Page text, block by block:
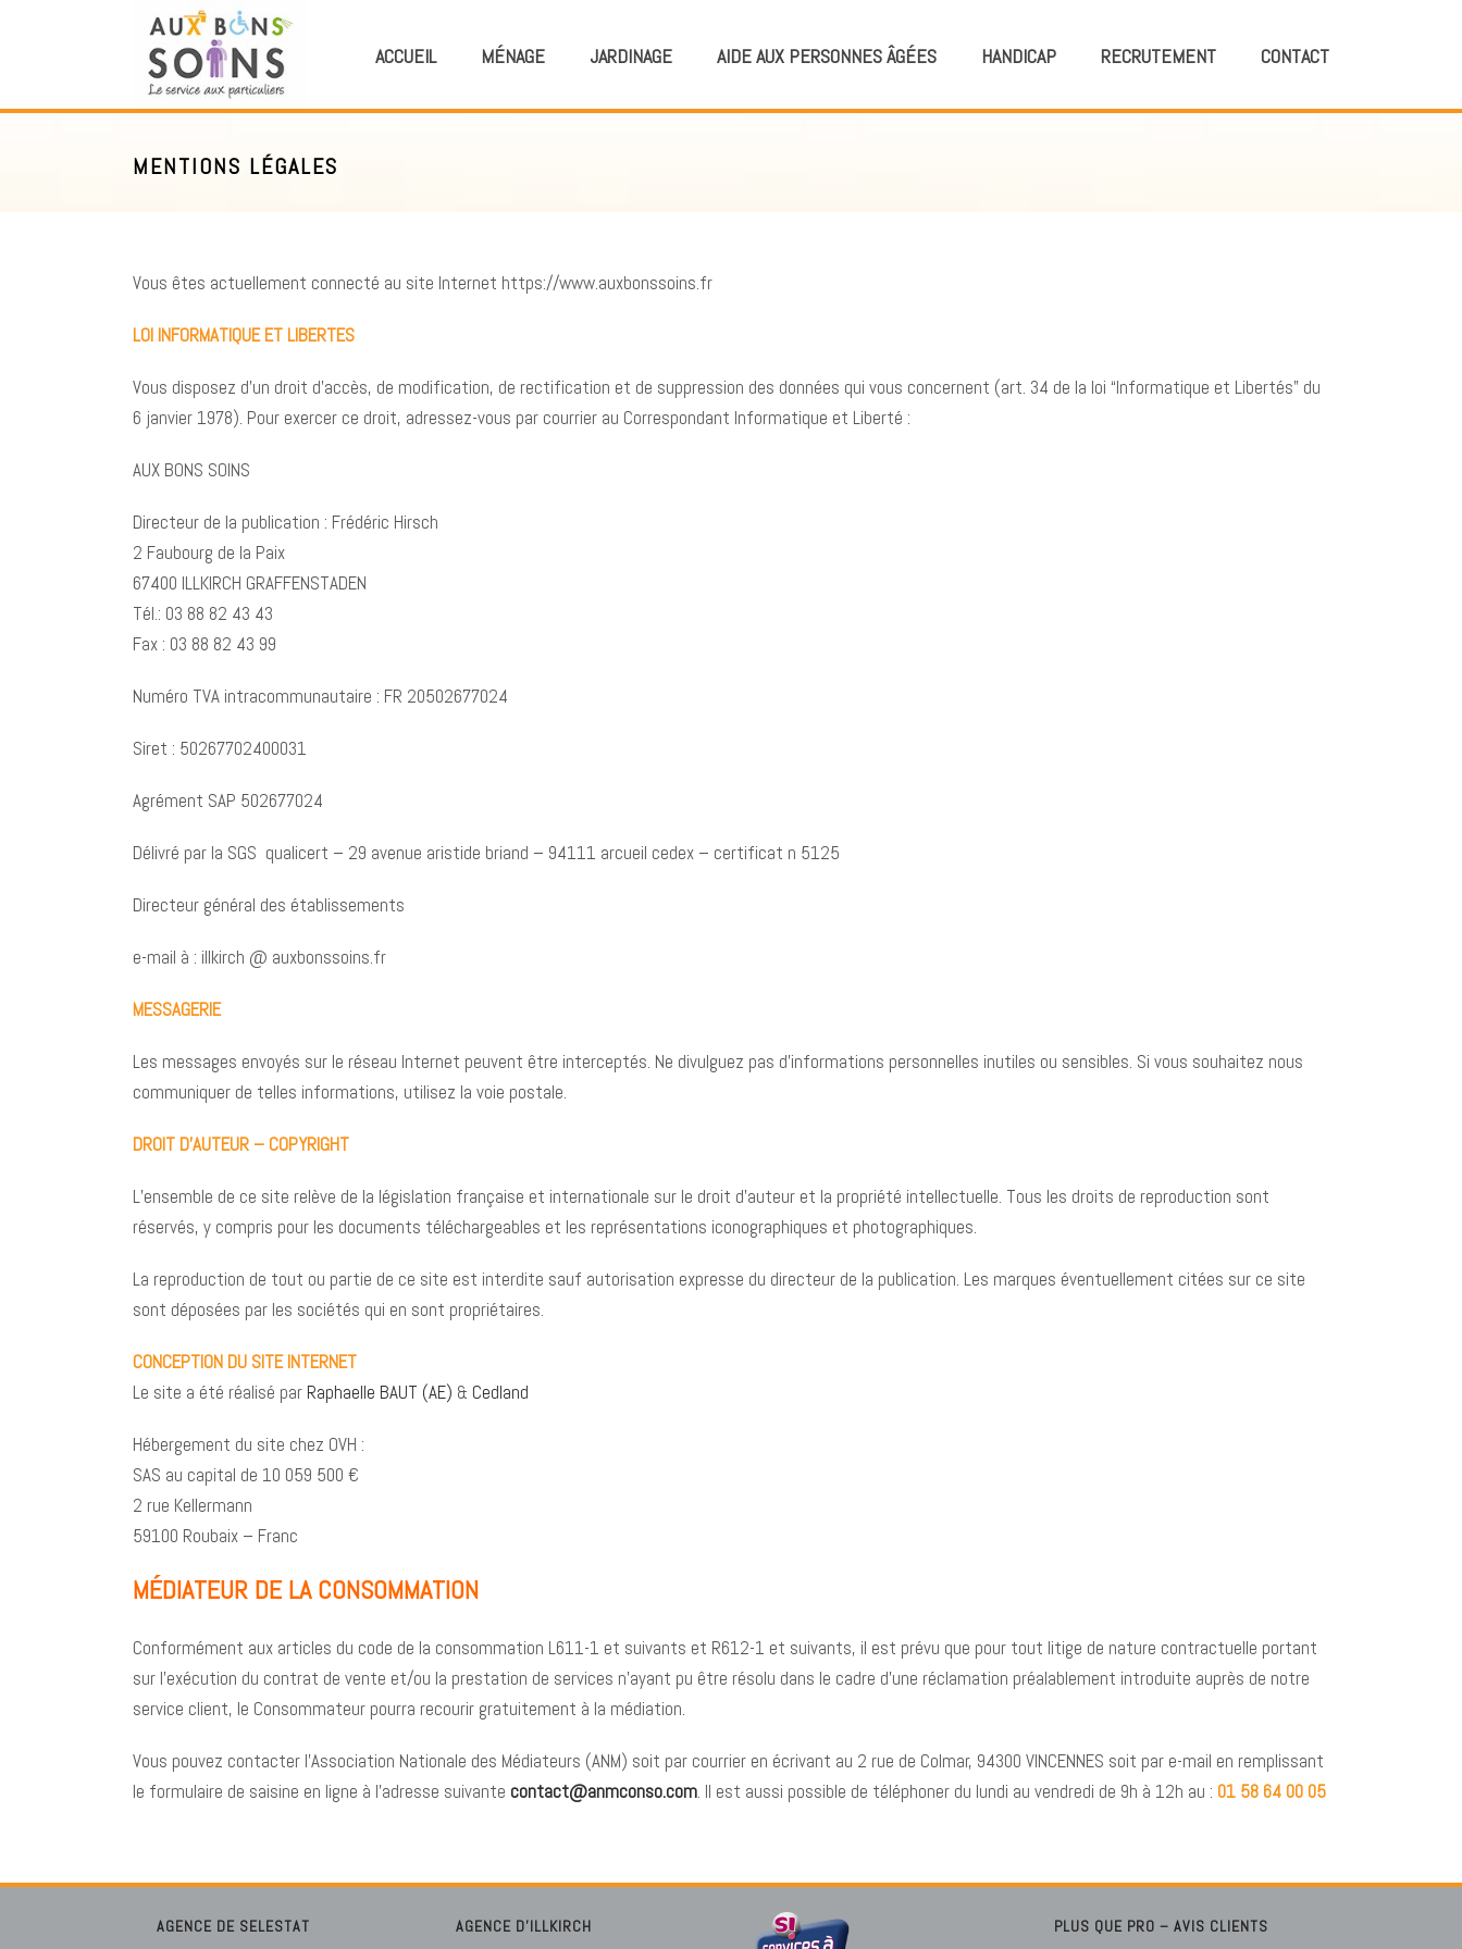
ACCUEIL MÉNAGE JARDINAGE AIDE AUX PERSONNES ÂGÉES HANDICAP RECRUTEMENT CONTACT
MENTIONS LÉGALES
Vous êtes actuellement connecté au site Internet https://www.auxbonssoins.fr
LOI INFORMATIQUE ET LIBERTES
Vous disposez d’un droit d’accès, de modification, de rectification et de suppression des données qui vous concernent (art. 34 de la loi “Informatique et Libertés” du
6 janvier 1978). Pour exercer ce droit, adressez-vous par courrier au Correspondant Informatique et Liberté :
AUX BONS SOINS
Directeur de la publication : Frédéric Hirsch
2 Faubourg de la Paix
67400 ILLKIRCH GRAFFENSTADEN
Tél.: 03 88 82 43 43
Fax : 03 88 82 43 99
Numéro TVA intracommunautaire : FR 20502677024
Siret : 50267702400031
Agrément SAP 502677024
Délivré par la SGS qualicert – 29 avenue aristide briand – 94111 arcueil cedex – certificat n 5125
Directeur général des établissements
e-mail à : illkirch @ auxbonssoins.fr
MESSAGERIE
Les messages envoyés sur le réseau Internet peuvent être interceptés. Ne divulguez pas d’informations personnelles inutiles ou sensibles. Si vous souhaitez nous
communiquer de telles informations, utilisez la voie postale.
DROIT D’AUTEUR – COPYRIGHT
L’ensemble de ce site relève de la législation française et internationale sur le droit d’auteur et la propriété intellectuelle. Tous les droits de reproduction sont
réservés, y compris pour les documents téléchargeables et les représentations iconographiques et photographiques.
La reproduction de tout ou partie de ce site est interdite sauf autorisation expresse du directeur de la publication. Les marques éventuellement citées sur ce site
sont déposées par les sociétés qui en sont propriétaires.
CONCEPTION DU SITE INTERNET
Le site a été réalisé par Raphaelle BAUT (AE) & Cedland
Hébergement du site chez OVH :
SAS au capital de 10 059 500 €
2 rue Kellermann
59100 Roubaix – Franc
MÉDIATEUR DE LA CONSOMMATION
Conformément aux articles du code de la consommation L611-1 et suivants et R612-1 et suivants, il est prévu que pour tout litige de nature contractuelle portant
sur l’exécution du contrat de vente et/ou la prestation de services n’ayant pu être résolu dans le cadre d’une réclamation préalablement introduite auprès de notre
service client, le Consommateur pourra recourir gratuitement à la médiation.
Vous pouvez contacter l’Association Nationale des Médiateurs (ANM) soit par courrier en écrivant au 2 rue de Colmar, 94300 VINCENNES soit par e-mail en remplissant
le formulaire de saisine en ligne à l’adresse suivante contact@anmconso.com. Il est aussi possible de téléphoner du lundi au vendredi de 9h à 12h au : 01 58 64 00 05
AGENCE DE SELESTAT AGENCE D’ILLKIRCH PLUS QUE PRO – AVIS CLIENTS